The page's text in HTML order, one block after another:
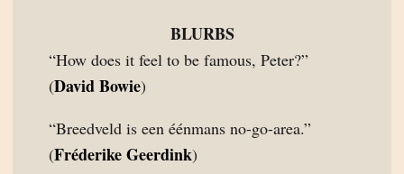
BLURBS
“How does it feel to be famous, Peter?”
(David Bowie)
“Breedveld is een éénmans no-go-area.”
(Fréderike Geerdink)